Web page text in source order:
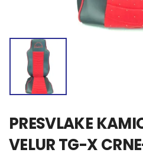
PRESVLAKE
VELUR TG-X